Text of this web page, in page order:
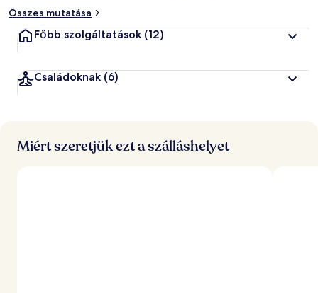
Összes mutatása
Főbb szolgáltatások (12)
Családoknak (6)
Miért szeretjük ezt a szálláshelyet